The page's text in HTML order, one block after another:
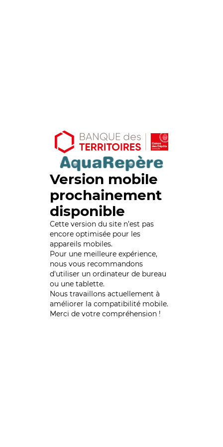
Version mobile
prochainement
disponible
Cette version du site n’est pas
encore optimisée pour les
appareils mobiles.
Pour une meilleure expérience,
nous vous recommandons
d'utiliser un ordinateur de bureau
ou une tablette.
Nous travaillons actuellement à
améliorer la compatibilité mobile.
Merci de votre compréhension !